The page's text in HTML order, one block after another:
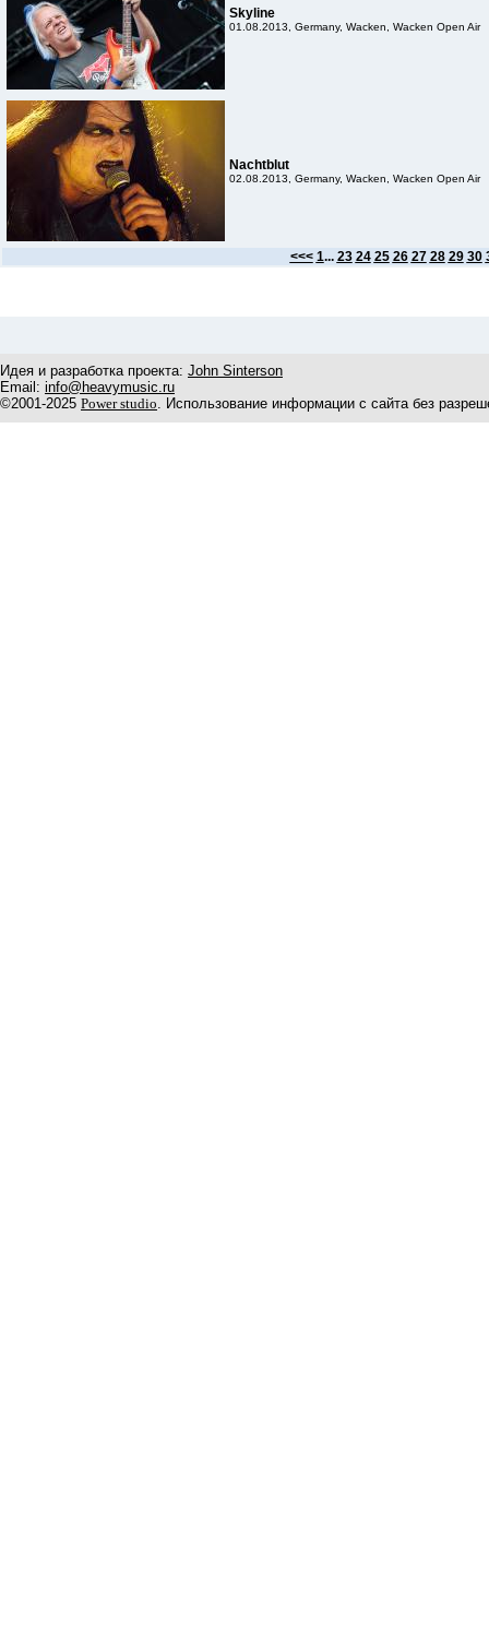
Skyline
01.08.2013, Germany, Wacken, Wacken Open Air
Nachtblut
02.08.2013, Germany, Wacken, Wacken Open Air
<<< 1... 23 24 25 26 27 28 29 30
Идея и разработка проекта: John Sinterson
Email: info@heavymusic.ru
©2001-2025 Power studio. Использование информации с сайта без